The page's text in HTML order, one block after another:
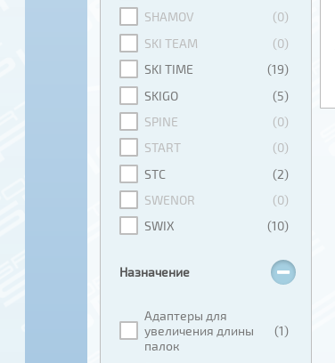
SHAMOV
(0)
SKI TEAM
(0)
SKI TIME
(19)
SKIGO
(5)
SPINE
(0)
START
(0)
STC
(2)
SWENOR
(0)
SWIX
(10)
Назначение
Адаптеры для
увеличения длины
палок
(1)